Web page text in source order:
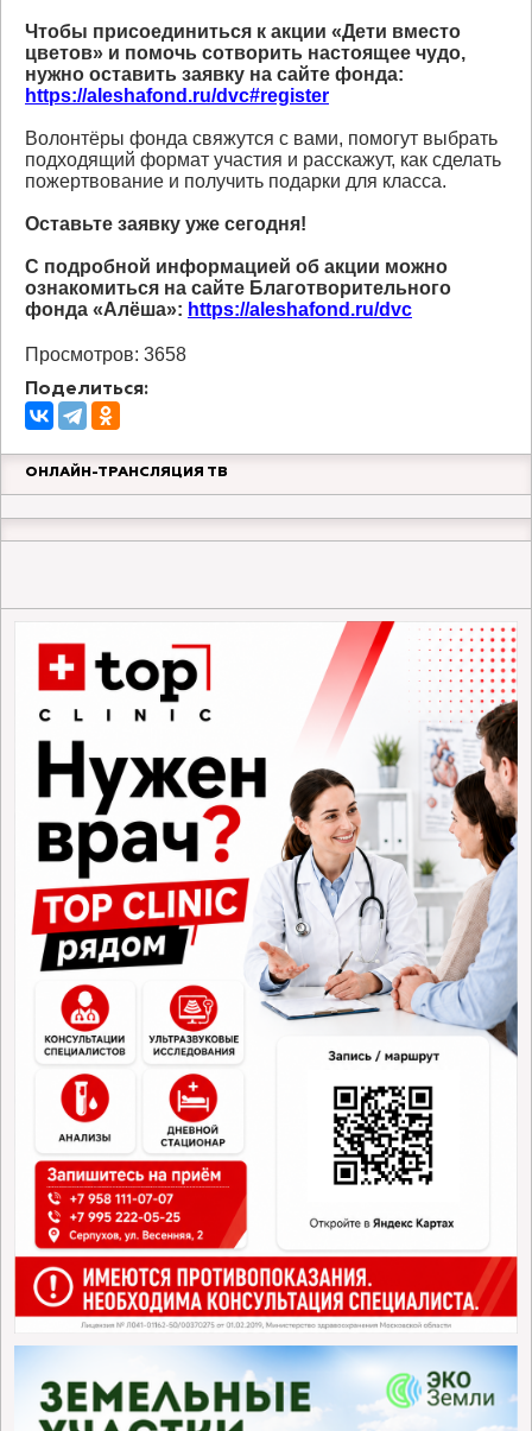
Чтобы присоединиться к акции «Дети вместо
цветов» и помочь сотворить настоящее чудо,
нужно оставить заявку на сайте фонда:
https://aleshafond.ru/dvc#register
Волонтёры фонда свяжутся с вами, помогут выбрать
подходящий формат участия и расскажут, как сделать
пожертвование и получить подарки для класса.
Оставьте заявку уже сегодня!
С подробной информацией об акции можно
ознакомиться на сайте Благотворительного
фонда «Алёша»: https://aleshafond.ru/dvc
Просмотров: 3658
Поделиться:
ОНЛАЙН-ТРАНСЛЯЦИЯ ТВ